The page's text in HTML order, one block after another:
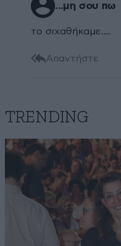
...μη σου πω
το σιχαθήκαμε....
Απαντήστε
TRENDING